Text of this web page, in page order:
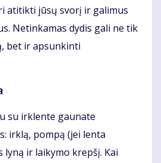
atitikti jūsų svorį ir galimus
Netinkamas dydis gali ne tik
bet ir apsunkinti
su irklente gaunate
irklą, pompą (jei lenta
lyną ir laikymo krepšį. Kai